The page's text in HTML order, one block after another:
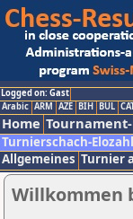
Logged on: Gast
Arabic ARM AZE BIH BUL
Home
Turnierschach-Elozahl
Allgemeines Turnier
Willkommen